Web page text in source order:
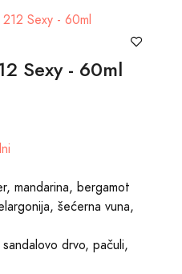
Sexy - 60ml
mandarina, bergamot
šećerna vuna,
drvo, pačuli,